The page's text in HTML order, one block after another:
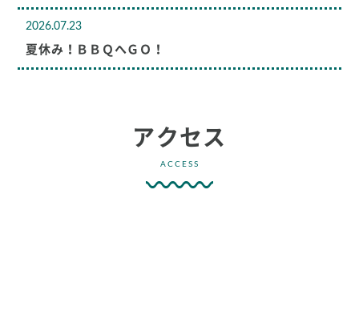
2026.07.23
夏休み！ＢＢＱへＧＯ！
アクセス
ACCESS